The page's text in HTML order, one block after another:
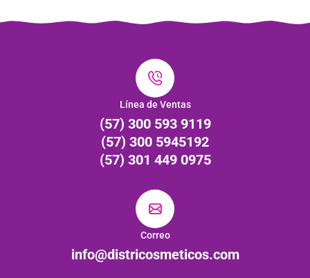
Línea de Ventas
(57) 300 593 9119
(57) 300 5945192
(57) 301 449 0975
Correo
info@districosmeticos.com